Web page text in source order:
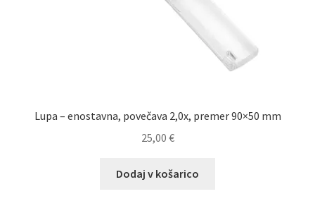
Lupa – enostavna, povečava 2,0x, premer 90×50 mm
25,00 €
Dodaj v košarico